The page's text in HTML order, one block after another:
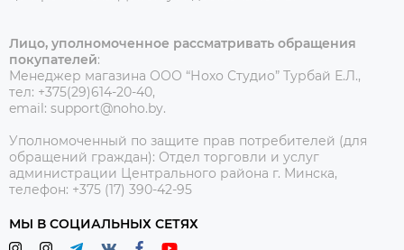
Лицо, уполномоченное рассматривать обращения
покупателей:
Менеджер магазина ООО “Нохо Студио” Турбай Е.Л.,
тел: +375(29)614-20-40,
email: support@noho.by.
Уполномоченный по защите прав потребителей (для
обращений граждан): Отдел торговли и услуг
администрации Центрального района г. Минска,
телефон: +375 (17) 390-42-95
МЫ В СОЦИАЛЬНЫХ СЕТЯХ